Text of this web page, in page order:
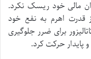
مالی خود ریسک نکرد.
اهرم به نفع خود
برای ضرر جلوگیری
پایدار حرکت کرد.